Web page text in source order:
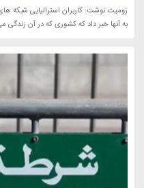
زومیت نوشت: کاربران استرالیایی شبکه
به آنها خبر داد که کشوری که در آن زندگی